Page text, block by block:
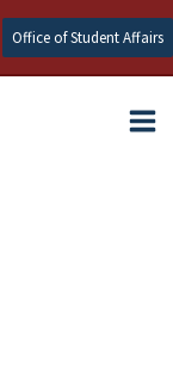
Office of Student Affairs